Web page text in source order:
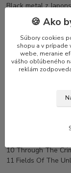
Black metal z
Dimensional Records.
Posledný, raritný
Tracklist:
1 Dawn Of The
2 Hideous Path Of
3 Under The
5 Blazing Choir
6 Burn The False
8 Desolate Winds
10 Through The
11 Fields Of The
🍪 Ako
Súbory cookies
shopu a v prípade
webe, meranie
vášho obľúbeného
reklám